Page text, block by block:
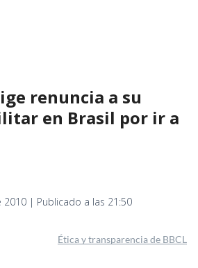
renuncia a su
en Brasil por ir a
| Publicado a las 21:50
Ética y transparencia de BBCL